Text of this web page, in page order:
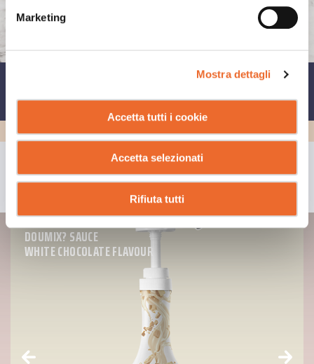
Marketing
Mostra dettagli
Accetta tutti i cookie
Accetta selezionati
Rifiuta tutti
GUARDA ANCHE
DOUMIX? SAUCE
WHITE CHOCOLATE FLAVOUR